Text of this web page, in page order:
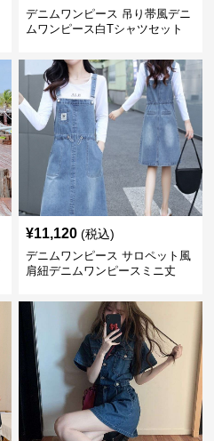
デニムワンピース 吊り帯風デニ
ムワンピース白Tシャツセット
¥11,120 (税込)
デニムワンピース サロペット風
肩紐デニムワンピースミニ丈